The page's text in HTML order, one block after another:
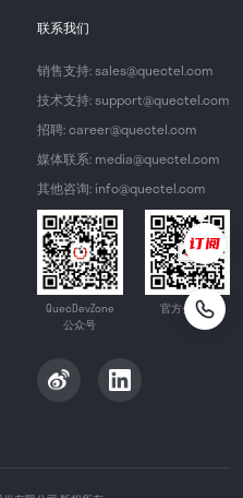
联系我们
销售支持: sales@quectel.com
技术支持: support@quectel.com
招聘: career@quectel.com
媒体联系: media@quectel.com
其他咨询: info@quectel.com
QuecDevZone
公众号
官方公众号